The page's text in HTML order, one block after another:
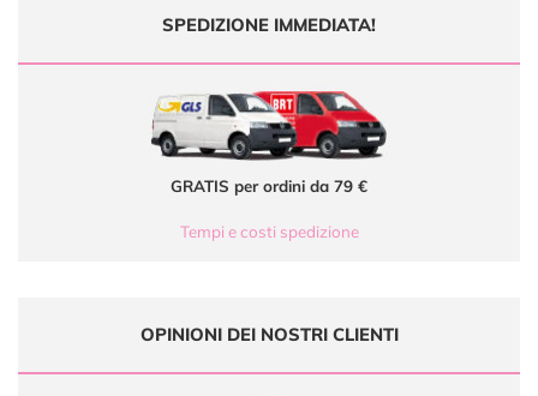
SPEDIZIONE IMMEDIATA!
GRATIS per ordini da 79 €
Tempi e costi spedizione
OPINIONI DEI NOSTRI CLIENTI